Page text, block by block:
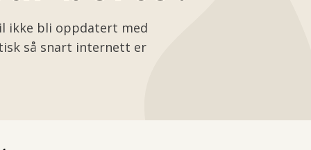
ikke bli oppdatert med
så snart internett er